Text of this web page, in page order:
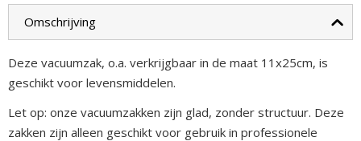
Omschrijving
Deze vacuumzak, o.a. verkrijgbaar in de maat 11x25cm, is
geschikt voor levensmiddelen.
Let op: onze vacuumzakken zijn glad, zonder structuur. Deze
zakken zijn alleen geschikt voor gebruik in professionele